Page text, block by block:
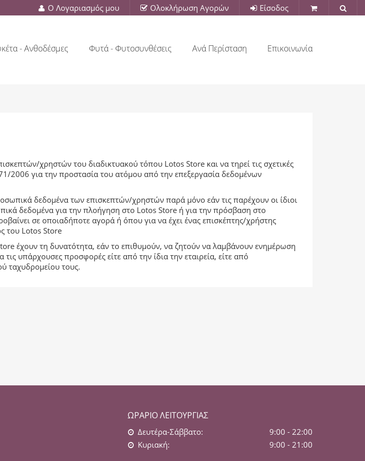
Ο Λογαριασμός μου Ολοκλήρωση Αγορών Είσοδος
- Ανθοδέσμες Φυτά - Φυτοσυνθέσεις Ανά Περίσταση Επικοινωνία
χρηστών του διαδικτυακού τόπου Lotos Store και να τηρεί τις σχετικές
2006 για την προστασία του ατόμου από την επεξεργασία δεδομένων
δεδομένα των επισκεπτών/χρηστών παρά μόνο εάν τις παρέχουν οι ίδιοι
δεδομένα για την πλοήγηση στο Lotos Store ή για την πρόσβαση στο
σε οποιαδήποτε αγορά ή όπου για να έχει ένας επισκέπτης/χρήστης
του Lotos Store
έχουν τη δυνατότητα, εάν το επιθυμούν, να ζητούν να λαμβάνουν ενημέρωση
υπάρχουσες προσφορές είτε από την ίδια την εταιρεία, είτε από
ταχυδρομείου τους.
ΩΡΆΡΙΟ ΛΕΙΤΟΥΡΓΊΑΣ
Δευτέρα-Σάββατο:
9:00 - 22:00
Κυριακή:
9:00 - 21:00